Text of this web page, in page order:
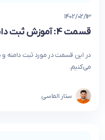
1402/02/13
قسمت 4: آموزش ثبت دامنه، بررسی شیوه ثبت دامنه
در این قسمت در مورد ثبت
می‌کنیم.
ستار الماسی